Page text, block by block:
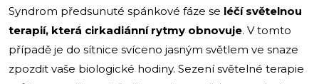
Syndrom předsunuté spánkové fáze se léčí světelnou
terapií, která cirkadiánní rytmy obnovuje. V tomto
případě je do sítnice svíceno jasným světlem ve snaze
zpozdit vaše biologické hodiny. Sezení světelné terapie